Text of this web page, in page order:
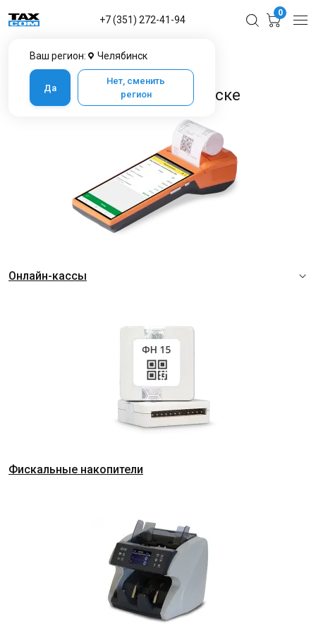
Ваш регион: Челябинск
Да
Нет, сменить
регион
+7 (351) 272-41-94
0
Каталог товаров в Челябинске
Онлайн-кассы
Фискальные накопители